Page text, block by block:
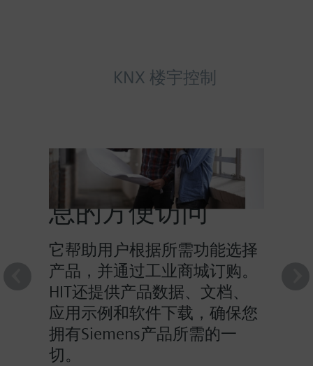
KNX 楼宇控制
HIT提供对产品信
息的方便访问
它帮助用户根据所需功能选择
产品，并通过工业商城订购。
HIT还提供产品数据、文档、
应用示例和软件下载，确保您
拥有Siemens产品所需的一
切。